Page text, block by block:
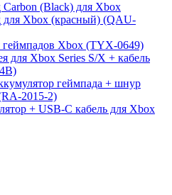
(Black) для Xbox
для Xbox (красный) (QAU-
геймпадов Xbox (TYX-0649)
для Xbox Series S/X + кабель
геймпада + шнур
2015-2)
+ USB-C кабель для Xbox